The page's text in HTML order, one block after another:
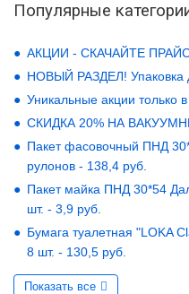
Популярные
АКЦИИ - СКАЧАЙТЕ
НОВЫЙ РАЗДЕЛ! Упаковка
Уникальные акции только
СКИДКА 20% НА
Пакет фасовочный ПНД
рулонов - 138,4 руб.
Пакет майка ПНД 30*54
шт. - 3,9 руб.
Бумага туалетная "LOKA
8 шт. - 130,5 руб.
Показать все